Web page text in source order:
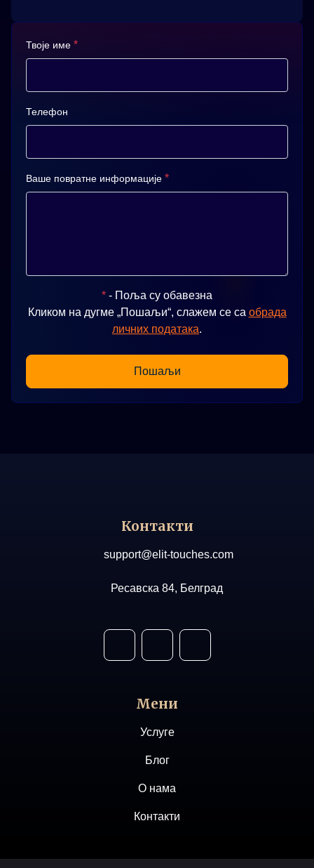
Твоје име *
Телефон
Ваше повратне информације *
* - Поља су обавезна
Кликом на дугме „Пошаљи“, слажем се са обрада
личних података.
Пошаљи
Контакти
support@elit-touches.com
Ресавска 84, Белград
Мени
Услуге
Блог
О нама
Контакти